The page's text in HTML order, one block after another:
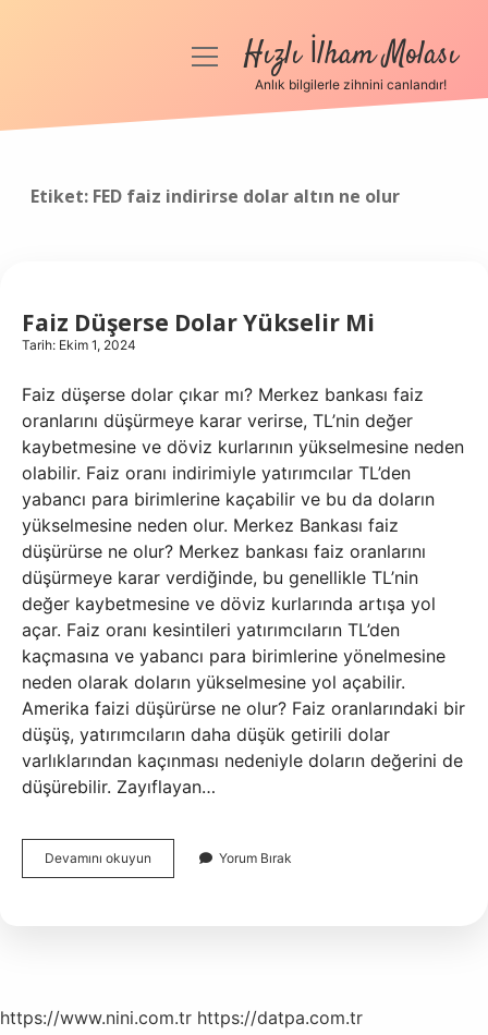
Anasayfa
menüyüHızlı İlham Molası
Anlık bilgilerle zihnini canlandır!
Etiket: FED faiz indirirse dolar altın ne olur
Faiz Düşerse Dolar Yükselir Mi
Tarih: Ekim 1, 2024
Faiz düşerse dolar çıkar mı? Merkez bankası faiz
oranlarını düşürmeye karar verirse, TL’nin değer
kaybetmesine ve döviz kurlarının yükselmesine neden
olabilir. Faiz oranı indirimiyle yatırımcılar TL’den
yabancı para birimlerine kaçabilir ve bu da doların
yükselmesine neden olur. Merkez Bankası faiz
düşürürse ne olur? Merkez bankası faiz oranlarını
düşürmeye karar verdiğinde, bu genellikle TL’nin
değer kaybetmesine ve döviz kurlarında artışa yol
açar. Faiz oranı kesintileri yatırımcıların TL’den
kaçmasına ve yabancı para birimlerine yönelmesine
neden olarak doların yükselmesine yol açabilir.
Amerika faizi düşürürse ne olur? Faiz oranlarındaki bir
düşüş, yatırımcıların daha düşük getirili dolar
varlıklarından kaçınması nedeniyle doların değerini de
düşürebilir. Zayıflayan…
Devamını okuyun
Düşerse
Yorum Bırak
https://www.nini.com.tr https://datpa.com.tr